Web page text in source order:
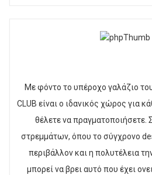
Με φόντο το υπέροχο γαλάζιο
CLUB είναι ο ιδανικός χώρος για
θέλετε να πραγματοποιήσετε.
στρεμμάτων, όπου το σύγχρονο
περιβάλλον και η πολυτέλεια
μπορεί να βρει αυτό που έχει